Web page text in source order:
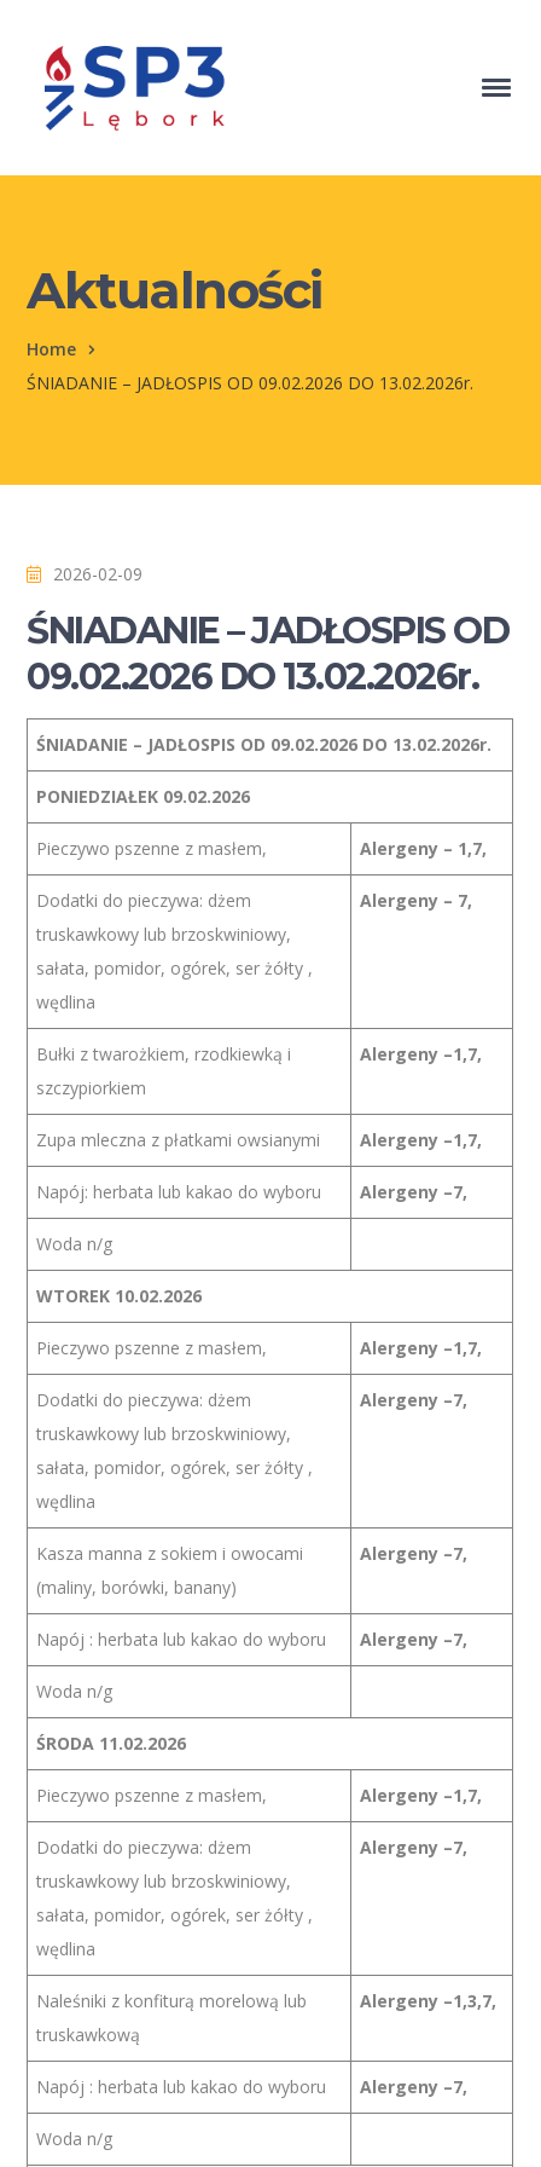
Aktualności
Home
ŚNIADANIE – JADŁOSPIS OD 09.02.2026 DO 13.02.2026r.
2026-02-09
ŚNIADANIE – JADŁOSPIS OD
09.02.2026 DO 13.02.2026r.
ŚNIADANIE – JADŁOSPIS OD 09.02.2026 DO 13.02.2026r.
PONIEDZIAŁEK 09.02.2026
Pieczywo pszenne z masłem, Alergeny – 1,7,
Dodatki do pieczywa: dżem
truskawkowy lub brzoskwiniowy,
sałata, pomidor, ogórek, ser żółty ,
wędlina
Alergeny – 7,
Bułki z twarożkiem, rzodkiewką i
szczypiorkiem
Alergeny –1,7,
Zupa mleczna z płatkami owsianymi Alergeny –1,7,
Napój: herbata lub kakao do wyboru Alergeny –7,
Woda n/g
WTOREK 10.02.2026
Pieczywo pszenne z masłem, Alergeny –1,7,
Dodatki do pieczywa: dżem
truskawkowy lub brzoskwiniowy,
sałata, pomidor, ogórek, ser żółty ,
wędlina
Alergeny –7,
Kasza manna z sokiem i owocami
(maliny, borówki, banany)
Alergeny –7,
Napój : herbata lub kakao do wyboru Alergeny –7,
Woda n/g
ŚRODA 11.02.2026
Pieczywo pszenne z masłem, Alergeny –1,7,
Dodatki do pieczywa: dżem
truskawkowy lub brzoskwiniowy,
sałata, pomidor, ogórek, ser żółty ,
wędlina
Alergeny –7,
Naleśniki z konfiturą morelową lub
truskawkową
Alergeny –1,3,7,
Napój : herbata lub kakao do wyboru Alergeny –7,
Woda n/g